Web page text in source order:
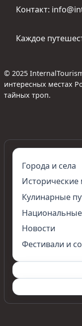
Контакт:
Каждое
© 2025
интересных местах
тайных троп.
Города и села
Кулинарные
Новости
Фестивали и